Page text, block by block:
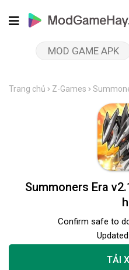
MOD GAME APK
Trang chủ Z-Games
Summoners Era
Confirm safe to
Updated:
TẢI